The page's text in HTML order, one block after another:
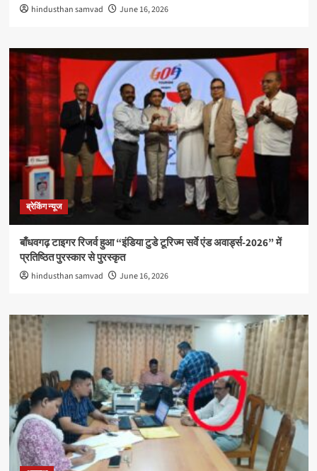
hindusthan samvad June 16, 2026
ब्रेकिंग न्यूज
बाँधवगढ़ टाइगर रिजर्व हुआ “इंडिया टुडे टूरिज्म सर्वे एंड अवार्ड्स-2026” में
प्रतिष्ठित पुरस्कार से पुरस्कृत
hindusthan samvad June 16, 2026